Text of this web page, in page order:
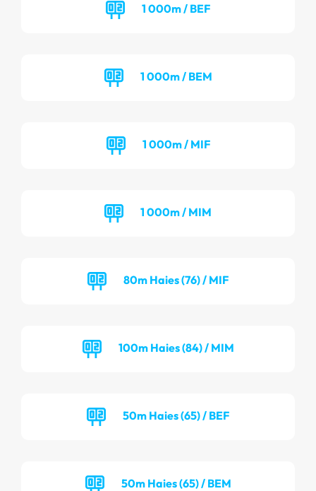
1 000m / BEF
1 000m / BEM
1 000m / MIF
1 000m / MIM
80m Haies (76) / MIF
100m Haies (84) / MIM
50m Haies (65) / BEF
50m Haies (65) / BEM